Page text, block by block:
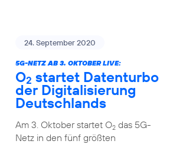
24. September 2020
5G-NETZ AB 3. OKTOBER LIVE:
O2 startet Datenturbo
der Digitalisierung
Deutschlands
Am 3. Oktober startet O2das 5G-
Netz in den fünf größten